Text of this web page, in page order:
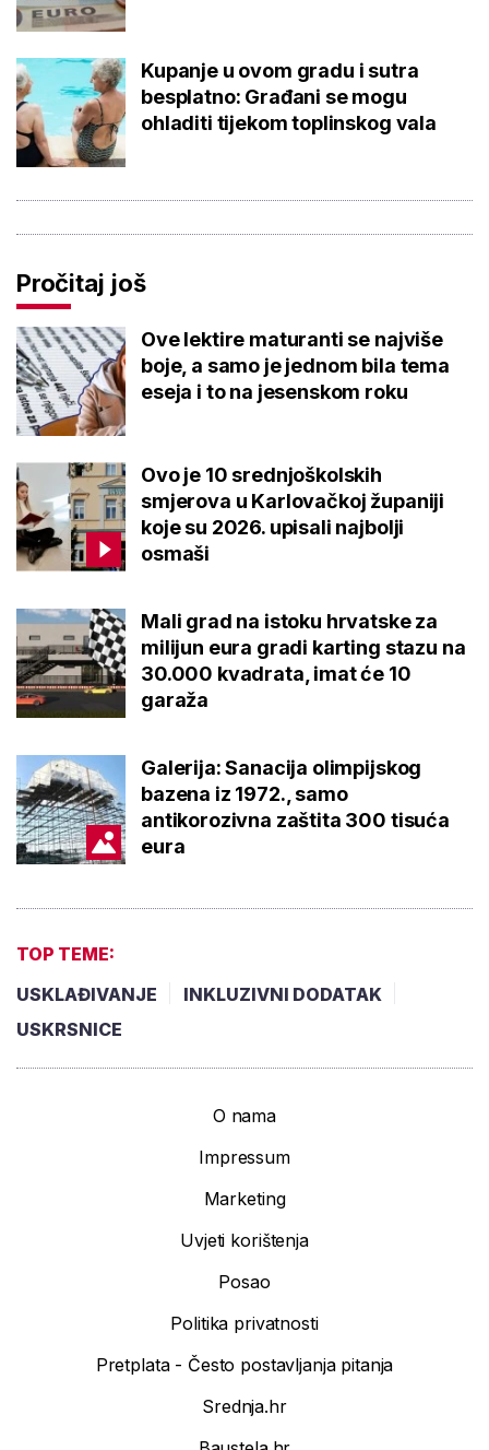
Kupanje u ovom gradu i sutra
besplatno: Građani se mogu
ohladiti tijekom toplinskog vala
Pročitaj još
Ove lektire maturanti se najviše
boje, a samo je jednom bila tema
eseja i to na jesenskom roku
Ovo je 10 srednjoškolskih
smjerova u Karlovačkoj županiji
koje su 2026. upisali najbolji
osmaši
Mali grad na istoku hrvatske za
milijun eura gradi karting stazu na
30.000 kvadrata, imat će 10
garaža
Galerija: Sanacija olimpijskog
bazena iz 1972., samo
antikorozivna zaštita 300 tisuća
eura
TOP TEME:
USKLAĐIVANJE
INKLUZIVNI DODATAK
USKRSNICE
O nama
Impressum
Marketing
Uvjeti korištenja
Posao
Politika privatnosti
Pretplata - Često postavljanja pitanja
Srednja.hr